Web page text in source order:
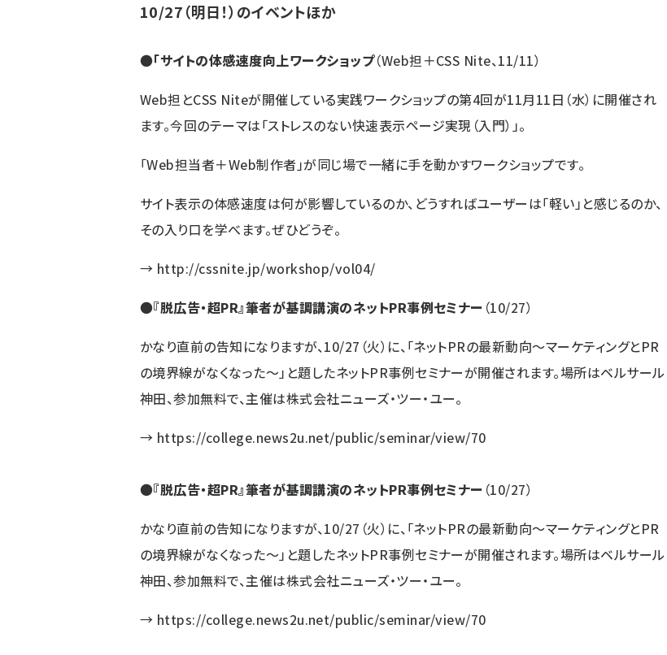
10/27（明日！）のイベントほか
●「サイトの体感速度向上ワークショップ（Web担＋CSS Nite、11/11）
Web担とCSS Niteが開催している実践ワークショップの第4回が11月11日（水）に開催され
ます。今回のテーマは「ストレスのない快速表示ページ実現（入門）」。
「Web担当者＋Web制作者」が同じ場で一緒に手を動かすワークショップです。
サイト表示の体感速度は何が影響しているのか、どうすればユーザーは「軽い」と感じるのか、
その入り口を学べます。ぜひどうぞ。
→ http://cssnite.jp/workshop/vol04/
●『脱広告・超PR』筆者が基調講演のネットPR事例セミナー （10/27）
かなり直前の告知になりますが、10/27（火）に、「ネットPRの最新動向～マーケティングとPR
の境界線がなくなった～」と題したネットPR事例セミナーが開催されます。場所はベルサール
神田、参加無料で、主催は株式会社ニューズ・ツー・ユー。
→ https://college.news2u.net/public/seminar/view/70
●『脱広告・超PR』筆者が基調講演のネットPR事例セミナー （10/27）
かなり直前の告知になりますが、10/27（火）に、「ネットPRの最新動向～マーケティングとPR
の境界線がなくなった～」と題したネットPR事例セミナーが開催されます。場所はベルサール
神田、参加無料で、主催は株式会社ニューズ・ツー・ユー。
→ https://college.news2u.net/public/seminar/view/70